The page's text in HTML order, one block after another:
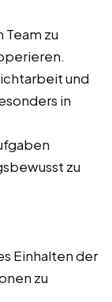
Team zu
und
in
zu
Einhalten der
zu